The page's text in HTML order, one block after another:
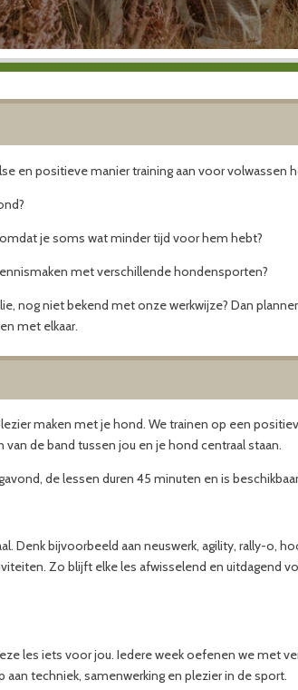
en positieve manier training aan voor volwassen
je soms wat minder tijd voor hem hebt?
met verschillende hondensporten?
nog niet bekend met onze werkwijze? Dan
met elkaar.
maken met je hond. We trainen op een
de band tussen jou en je hond centraal staan.
de lessen duren 45 minuten en is
Denk bijvoorbeeld aan neuswerk, agility, rally-o,
Zo blijft elke les afwisselend en uitdagend
les iets voor jou. Iedere week oefenen we met
techniek, samenwerking en plezier in de sport.